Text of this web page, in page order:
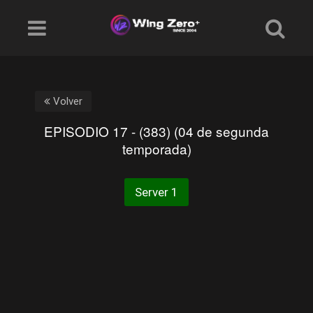
Volver
EPISODIO 17 - (383) (04 de segunda
temporada)
Server 1